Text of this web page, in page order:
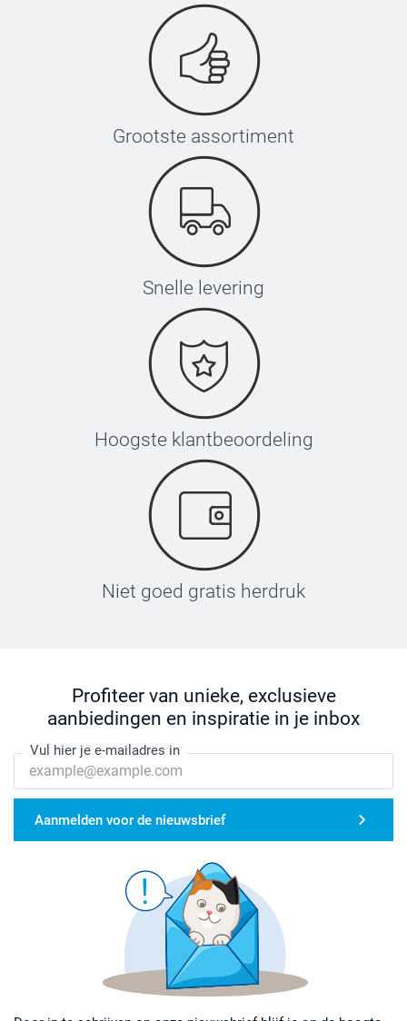
Grootste assortiment
Snelle levering
Hoogste klantbeoordeling
Niet goed gratis herdruk
Profiteer van unieke, exclusieve
aanbiedingen en inspiratie in je inbox
Vul hier je e-mailadres in
Aanmelden voor de nieuwsbrief